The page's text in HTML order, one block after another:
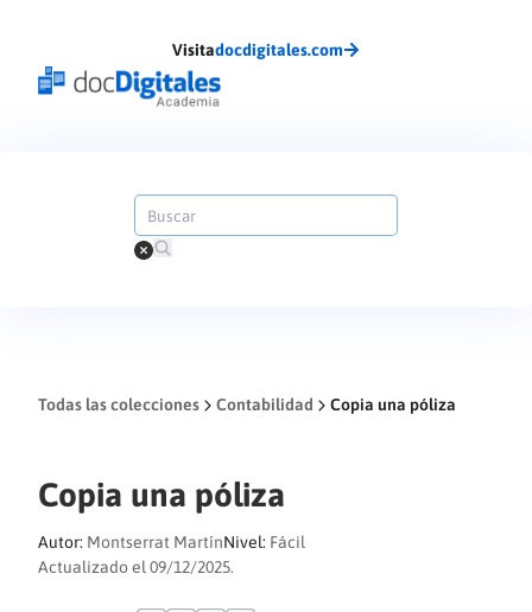
Visitadocdigitales.com
Todas las colecciones Contabilidad Copia una póliza
Copia una póliza
Autor: Montserrat MartínNivel: Fácil
Actualizado el 09/12/2025.